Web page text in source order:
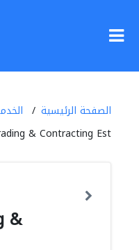
الصفحة الرئيسية
& Contracting Est
&